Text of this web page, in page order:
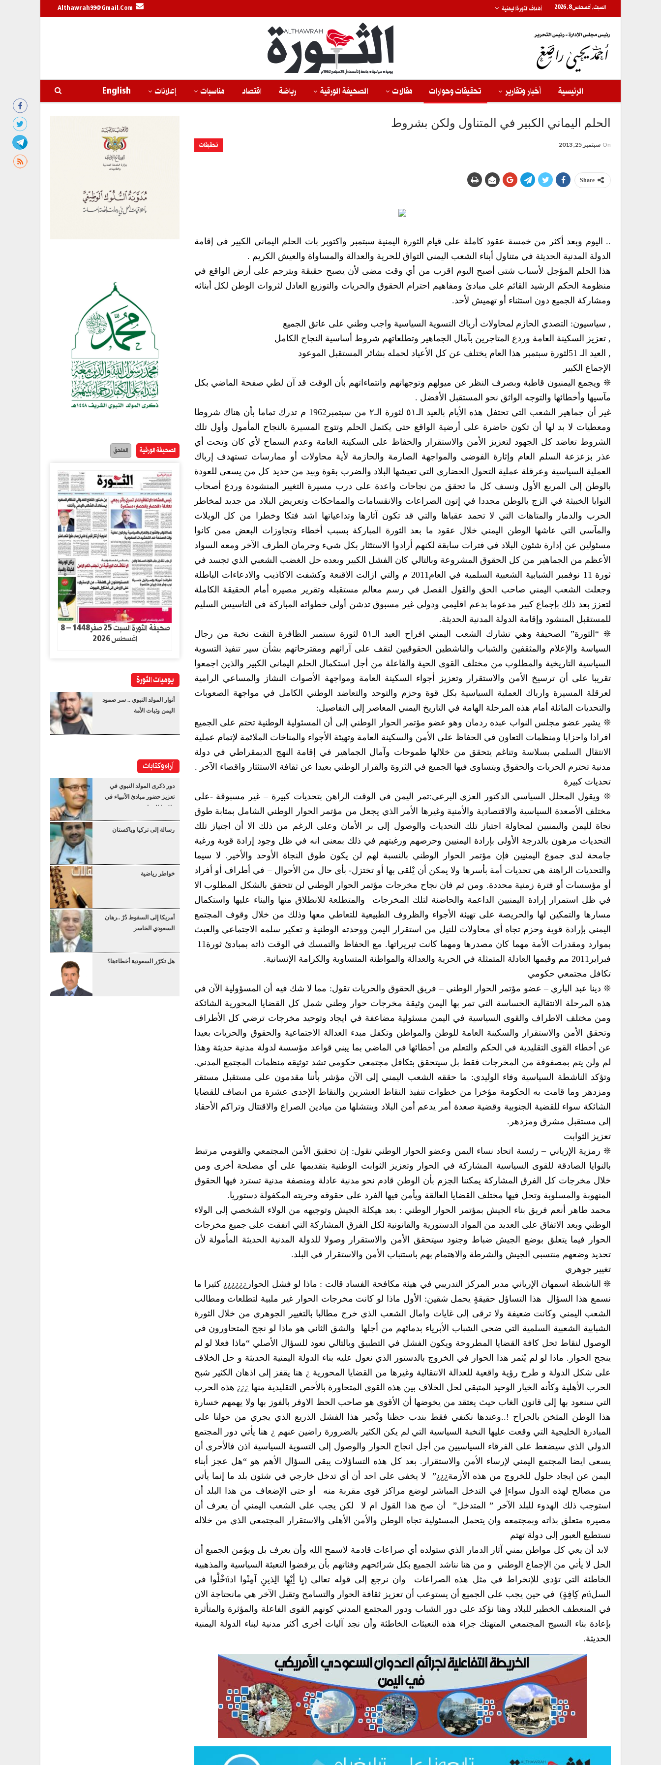
السبت, أغسطس 8, 2026 أهداف الثورة اليمنية Althawrah99@gmail.com
الرئيسية أخبار وتقارير تحقيقات وحوارات مقالات الصحيفة الورقية رياضة اقتصاد مناسبات إعلانات English
‬الحلم اليماني‮ ‬الكبير في‮ ‬المتناول ولكن بشروط
تحقيقات On سبتمبر 25, 2013
Share
.. ‬اليوم وبعد أكثر من خمسة عقود كاملة على قيام الثورة اليمنية سبتمبر واكتوبر بات الحلم اليماني‮ ‬الكبير في‮ ‬إقامة
الدولة المدنية الحديثة في‮ ‬متناول أبناء الشعب اليمني‮ ‬التواق للحرية والعدالة والمساواة والعيش الكريم‮ .‬
هذا الحلم المؤجل لأسباب شتى أصبح اليوم اقرب من أي‮ ‬وقت مضى لأن‮ ‬يصبح حقيقة ويترجم على أرض الواقع في‮
‬منظومة الحكم الرشيد القائم على مبادئ ومفاهيم احترام الحقوق والحريات والتوزيع العادل لثروات الوطن لكل أبنائه
ومشاركة الجميع دون استثناء أو تهميش لأحد‮.‬
, ‬سياسيون‮: ‬التصدي‮ ‬الحازم لمحاولات أرباك التسوية السياسية واجب وطني‮ ‬على عاتق الجميع
, ‬تعزيز السكينة العامة وردع المتاجرين بآمال الجماهير وتطلعاتهم شروط أساسية النجاح الكامل
, ‬العيد الـ51‮ ‬لثورة سبتمبر هذا العام‮ ‬يختلف عن كل الأعياد لحمله بشائر المستقبل الموعود
الإجماع الكبير
‮❊ ‬ويجمع اليمنيون قاطبة وبصرف النظر عن ميولهم وتوجهاتهم وانتماءاتهم بأن الوقت قد آن لطي‮ ‬صفحة الماضي‮ ‬بكل
مآسيها وأخطائها والتوجه الواثق نحو المستقبل الأفضل‮ .‬
غير أن جماهير الشعب التي‮ ‬تحتفل هذه الأيام بالعيد الـ‮١٥ ‬لثورة الـ‮٢ ‬من سبتمبر‮ ‬1962م تدرك تماما بأن هناك شروطا
ومعطيات لا بد لها أن تكون حاضرة على أرضية الواقع حتى‮ ‬يكتمل الحلم وتتوج المسيرة بالنجاح المأمول وأول تلك
‬عذر بزعزعة السلم العام وإثارة الفوضى والمواجهة الصارمة والحازمة لأية محاولات أو ممارسات تستهدف إرباك
العملية السياسية وعرقلة عملية التحول الحضاري‮ ‬التي‮ ‬تعيشها البلاد والضرب بقوة وبيد من حديد كل من‮ ‬يسعى للعودة
بالوطن إلى المربع الأول ونسف كل ما تحقق من نجاحات واعدة على درب مسيرة التغيير المنشودة وردع أصحاب
النوايا الخبيثة في‮ ‬الزج بالوطن مجددا في‮ ‬إتون الصراعات والانقسامات والمماحكات وتعريض البلاد من جديد لمخاطر
الحرب والدمار والمتاهات التي‮ ‬لا تحمد عقباها والتي‮ ‬قد تكون آثارها وتداعياتها اشد فتكا وخطرا من كل الويلات
والمآسي‮ ‬التي‮ ‬عاشها الوطن اليمني‮ ‬خلال عقود ما بعد الثورة المباركة بسبب أخطاء وتجاوزات البعض ممن كانوا
مسئولين عن إدارة شئون البلاد في‮ ‬فترات سابقة لكنهم أرادوا الاستئثار بكل شيء وحرمان الطرف الآخر ومعه السواد
‬ثورة‮ ‬11‮ ‬نوفمبر الشبابية الشعبية السلمية في‮ ‬العام‮ ‬2011م والتي‮ ‬ازالت الاقنعة وكشفت الاكاذيب والادعاءات الباطلة
وجعلت الشعب اليمني‮ ‬صاحب الحق والقول الفصل في‮ ‬رسم معالم مستقبله وتقرير مصيره أمام الحقيقة الكاملة
لتعزز بعد ذلك بإجماع كبير مدعوما بدعم اقليمي‮ ‬ودولي‮ ‬غير مسبوق تدشن أولى خطواته المباركة في‮ ‬التاسيس السليم
للمستقبل المنشود وإقامة الدولة المدنية الحديثة‮.‬
‮❊ “‬الثورة‮” ‬الصحيفة وهي‮ ‬تشارك الشعب اليمني‮ ‬افراح العيد الـ‮١٥ ‬لثورة سبتمبر الظافرة التقت نخبة من رجال
السياسة والإعلام والمثقفين والشباب والناشطين الحقوقيين لتقف على آرائهم ومقترحاتهم بشأن سير تنفيذ التسوية
السياسية التاريخية والمطلوب من مختلف القوى الحية والفاعلة من أجل استكمال الحلم اليماني‮ ‬الكبير والذين اجمعوا
تقريبا على أن ترسيخ الأمن والاستقرار وتعزيز أجواء السكينة العامة ومواجهة الأصوات النشاز والمساعي‮ ‬الرامية
لعرقلة المسيرة وارباك العملية السياسية بكل قوة وحزم والتوحد والتعاضد الوطني‮ ‬الكامل في‮ ‬مواجهة الصعوبات
والتحديات الماثلة أمام هذه المرحلة الهامة في‮ ‬التاريخ اليمني‮ ‬المعاصر إلى التفاصيل‮:‬
‮❊ ‬يشير عضو مجلس النواب عبده ردمان وهو عضو مؤتمر الحوار الوطني‮ ‬إلى أن المسئولية الوطنية تحتم على الجميع
افرادا واحزابا ومنظمات التعاون في‮ ‬الحفاظ على الأمن والسكينة العامة وتهيئة الأجواء والمناخات الملائمة لإتمام عملية
الانتقال السلمي‮ ‬بسلاسة وتناغم‮ ‬يتحقق من خلالها طموحات وآمال الجماهير في‮ ‬إقامة النهج الديمقراطي‮ ‬في‮ ‬دولة
مدنية تحترم الحريات والحقوق ويتساوى فيها الجميع في‮ ‬الثروة والقرار الوطني‮ ‬بعيدا عن ثقافة الاستئثار واقصاء الآخر‮ .‬
تحديات كبيرة
‮❊ ‬ويقول المحلل السياسي‮ ‬الدكتور العزي‮ ‬البرعي‮:‬تمر اليمن في‮ ‬الوقت الراهن بتحديات كبيرة‮ – ‬غير مسبوقة‮ -‬على
مختلف الأصعدة السياسية والاقتصادية والأمنية وغيرها‮ ‬الأمر الذي‮ ‬يجعل من مؤتمر الحوار الوطني‮ ‬الشامل بمثابة طوق
نجاة لليمن واليمنيين لمحاولة اجتياز تلك التحديات والوصول إلى بر الأمان‮ ‬وعلى الرغم من ذلك الا أن اجتياز تلك
التحديات مرهون بالدرجة الأولى بإرادة اليمنيين وحرصهم ورغبتهم في‮ ‬ذلك‮ ‬بمعنى انه في‮ ‬ظل وجود إرادة قوية ورغبة
جامحة لدى جموع اليمنيين فإن مؤتمر الحوار الوطني‮ ‬بالنسبة لهم لن‮ ‬يكون طوق النجاة الأوحد والأخير‮. ‬لا سيما
والتحديات الراهنة هي‮ ‬تحديات أمة بأسرها‮ ‬ولا‮ ‬يمكن أن‮ ‬يْلقى بها أو تختزل‮- ‬بأي‮ ‬حال من الأحوال‮ – ‬في‮ ‬أطراف أو أفراد
أو مؤسسات أو فترة زمنية محددة‮. ‬ومن ثم فان نجاح مخرجات مؤتمر الحوار الوطني‮ ‬لن تتحقق بالشكل المطلوب الا
في‮ ‬ظل استمرار إرادة اليمنيين الداعمة والحاضنة لتلك المخرجات‮ ‬‮ ‬والمتطلعة للانطلاق منها والبناء عليها واستكمال
مسارها والتمكين لها‮ ‬والحريصة على تهيئة الأجواء والظروف الطبيعية للتعاطي‮ ‬معها‮ ‬وذلك من خلال وقوف المجتمع
اليمني‮ ‬بإرادة قوية وحزم تجاه أي‮ ‬محاولات للنيل من استقرار اليمن‮ ‬ووحدته الوطنية‮ ‬و تعكير سلمه الاجتماعي‮ ‬والعبث
‬فبراير‮ ‬2011مم وقيمها العادلة‮ ‬المتمثلة في‮ ‬الحرية والعدالة والمواطنة المتساوية والكرامة الإنسانية‮.‬
تكافل مجتمعي‮ ‬حكومي
‬هذه المرحلة الانتقالية الحساسة التي‮ ‬تمر بها اليمن وثيقة مخرجات حوار وطني‮ ‬شمل كل القضايا المحورية الشائكة
ومن مختلف الاطراف والقوى السياسية في‮ ‬اليمن مسئولية مضاعفة في‮ ‬ايجاد وتوحيد مخرجات ترضي‮ ‬كل الأطراف
وتحقق الأمن والاستقرار والسكينة العامة للوطن والمواطن وتكفل مبدء العدالة الاجتماعية والحقوق والحريات بعيدا
عن أخطاء القوى التقليدية في‮ ‬الحكم والتعلم من أخطائها في‮ ‬الماضي‮ ‬بما‮ ‬يبني‮ ‬قواعد مؤسسة لدولة مدنية حديثة وهذا
لم ولن‮ ‬يتم بمصفوفة من المخرجات فقط بل سيتحقق بتكافل مجتمعي‮ ‬حكومي‮ ‬تشد توثيقه منظمات المجتمع المدني‮.
‬وتؤكد الناشطة السياسية وفاء الوليدي‮: ‬ما حققه الشعب اليمني‮ ‬إلى الآن مؤشر بأننا مقدمون على مستقبل مستقر
ومزدهر وما قامت به الحكومة مؤخرا من خطوات تنفيذ النقاط العشرين والنقاط الإحدى عشرة من انصاف للقضايا
الشائكة سواء للقضية الجنوبية وقضية صعدة أمر‮ ‬يدعم أمن البلاد وينتشلها من ميادين الصراع والاقتتال وتراكم الأحقاد
إلى مستقبل مشرق ومزدهر‮.‬
تعزيز الثوابت
‮❊ ‬رمزية الإرياني‮ – ‬رئيسة اتحاد نساء اليمن وعضو الحوار الوطني‮ ‬تقول‮: ‬إن تحقيق الأمن المجتمعي‮ ‬والقومي‮ ‬مرتبط
بالنوايا الصادقة للقوى السياسية المشاركة في‮ ‬الحوار وتعزيز الثوابت الوطنية بتقديمها على أي‮ ‬مصلحة أخرى ومن
خلال مخرجات كل الفرق المشاركة‮ ‬يمكننا الجزم بأن الوطن قادم نحو مدنية عادلة ومنصفة مدنية تسترد فيها الحقوق
المنهوبة والمسلوبة وتحل فيها مختلف القضايا العالقة ويأمن فيها الفرد على حقوقه وحريته المكفولة دستوريا‮.‬
محمد طاهر أنعم فريق بناء الجيش بمؤتمر الحوار الوطني‮ : ‬بعد هيكلة الجيش وتوجيهه من الولاء الشخصي‮ ‬إلى الولاء
الوطني‮ ‬وبعد الاتفاق على العديد من المواد الدستورية والقانونية لكل الفرق المشاركة التي‮ ‬اتفقت على جميع مخرجات
الحوار فيما‮ ‬يتعلق بوضع الجيش ضباط وجنود سيتحقق الأمن والاستقرار وصولا للدولة المدنية الحديثة المأمولة‮ ‬لأن
تحديد وضعهم منتسبي‮ ‬الجيش والشرطة والاهتمام بهم باستتباب الأمن والاستقرار في‮ ‬البلد‮.‬
تغيير جوهري
‮❊ ‬الناشطة اسمهان الإرياني‮ ‬مدير المركز التدريبي‮ ‬في‮ ‬هيئة مكافحة الفساد قالت‮ : ‬ماذا لو فشل الحوار¿¿¿¿¿¿ كثيرا ما
نسمع هذا السؤال‮ ‬‮ ‬هذا التساؤل حقيقةٍ‮ ‬يحمل شقين‮: ‬الأول ماذا لو كانت مخرجات الحوار‮ ‬غير ملبية لتطلعات ومطالب
الشعب اليمني‮ ‬وكانت ضعيفة ولا ترقى إلى‮ ‬غايات وامال الشعب الذي‮ ‬خرج مطالبا بالتغيير الجوهري‮ ‬من خلال الثورة
‬ينجح الحوار‮. ‬ماذا لو لم‮ ‬يْثمر هذا الحوار في‮ ‬الخروج بالدستور الذي‮ ‬نعول عليه بناء الدولة اليمنية الحديثة و حل الخلاف
على شكل الدولة و طرح رؤية واقعية للعدالة الانتقالية وغيرها من القضايا المحورية ¿ هنا‮ ‬يقفز إلى اذهان الكثير شبح
الحرب الأهلية وكأنه الخيار الوحيد المتبقي‮ ‬لحل الخلاف بين هذه القوى المتحاورة بالأخص التقليدية منها ¿¿¿ هذه الحرب
التي‮ ‬سنعود بها إلى قانون الغاب حيث‮ ‬يعتقد من‮ ‬يخوضها أن الأقوى هو صاحب الحظ الاوفر بالفوز بها ولا‮ ‬يهمهم خسارة
هذا الوطن المثخن بالجراح‮ !..‬وعندها نكتفي‮ ‬فقط بندب حظنا ونْجير هذا الفشل الذريع الذي‮ ‬يجري‮ ‬من حولنا على
المبادرة الخليجية التي‮ ‬وقعت عليها النخبة السياسية التي‮ ‬لم‮ ‬يكن الكثير بالضرورة راضين عنهم ¿ هنا‮ ‬يأتي‮ ‬دور المجتمع
‬يسعى ايضا المجتمع اليمني‮ ‬لإرساء الأمن والاستقرار‮. ‬بعد كل هذه التساؤلات‮ ‬يبقى السؤال الأهم هو‮ “‬هل عجز أبناء
‬من مصالح لهذه الدول سواءاٍ‮ ‬في‮ ‬التدخل المباشر لوضع مراكز قوى مقربة منه‮ ‬‮ ‬أو حتى الإضعاف من هذا البلد أن
استوجب ذلك الهدوء للبلد الآخر‮ ” ‬المتدخل‮” ‬‮ ‬أن صح هذا القول ام لا‮ ‬‮ ‬لكن‮ ‬يجب على الشعب اليمني‮ ‬أن‮ ‬يعرف أن
مصيره متعلق بذاته وبمجتمعه وان‮ ‬يتحمل المسئولية تجاه الوطن والأمن الأهلى والاستقرار المجتمعي‮ ‬الذي‮ ‬من خلاله
نستطيع العبور إلى دولة تهتم‮ ‬
‮ ‬لابد أن‮ ‬يعي‮ ‬كل مواطن‮ ‬يمني‮ ‬آثار الدمار الذي‮ ‬ستولده أي‮ ‬صراعات قادمة لاسمح الله وأن‮ ‬يعرف بل ويؤمن الجميع أن
الحل لا‮ ‬يأتي‮ ‬من الإجماع الوطني‮ ‬‮ ‬و من هنا نناشد الجميع بكل شرائحهم وفئاتهم بأن‮ ‬يرفضوا التعبئة السياسية والمذهبية
‬السلúم‮ ‬كِافِةٍ‮) ‬‮ ‬في‮ ‬حين‮ ‬يجب على الجميع أن‮ ‬يستوعب أن تعزيز ثقافة الحوار والتسامح وتقبل الآخر هي‮ ‬مانحتاجة الان
في‮ ‬المنعطف الخطير للبلاد وهنا نؤكد على دور الشباب ودور المجتمع المدني‮ ‬كونهم القوى الفاعلة والمؤثرة والمتأثرة
بإعادة بناء النسيج المجتمعي‮ ‬المتهتك جراء هذه التعبئات الخاطئة وأن نجد آليات أخرى أكثر مدنية لبناء الدولة اليمنية
الحديثة‮.‬
الصحيفة الورقية الملحق
صحيفة الثورة السبت 25 صفر1448 – 8
اغسطس 2026
يوميات الثورة
أنوار المولد النبوي .. سر صمود
اليمن وثبات الأمة
آراء وكتابات
دور ذكرى المولد النبوي في
تعزيز حضور مبادئ الأنبياء في
واقعنا المعاصر
رسالة إلى تركيا وباكستان
خواطر رياضية
أمريكا إلى السقوط دُرْ ..رهان
السعودي الخاسر
هل تكرّر السعودية أخطاءها؟